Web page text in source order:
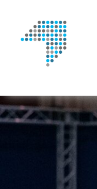
zum Inhalt
zur Suche